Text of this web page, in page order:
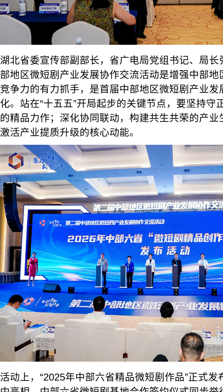
湖北省委宣传部副部长，省广电局党组书记、局
部地区微短剧产业发展协作交流活动是增强中部
竞争力的有力抓手，是首届中部地区微短剧产业
化。站在“十五五”开局起步的关键节点，要坚持守
的精品力作；深化协同联动，构建共生共荣的产
激活产业提质升级的核心动能。
活动上，“2025年中部六省精品微短剧作品”正式